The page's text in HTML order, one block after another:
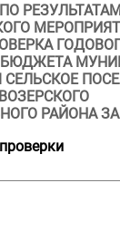
СЕЛЬСКОЕ
РАЙОНА ЗА